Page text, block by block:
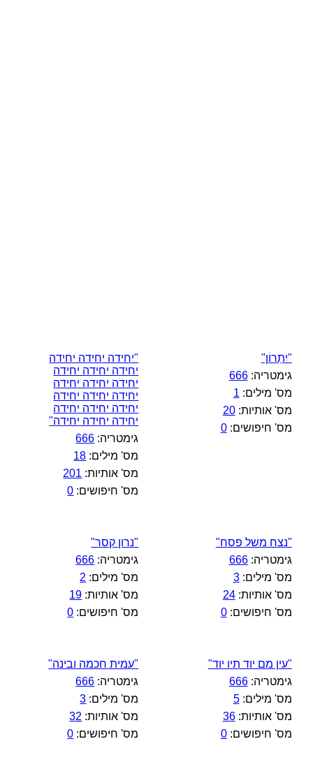
"יִתְרוֹן"
גימטריה:666
מס' מילים: 1
מס' אותיות:20
מס' חיפושים:0
"יחידה יחידה יחידה
יחידה יחידה יחידה
יחידה יחידה יחידה
יחידה יחידה יחידה
יחידה יחידה יחידה
יחידה יחידה יחידה"
גימטריה: 666
מס' מילים: 18
מס' אותיות: 201
מס' חיפושים: 0
"נצח משל פסח"
גימטריה:666
מס' מילים:3
מס' אותיות:24
מס' חיפושים:0
"נרון קסר"
גימטריה: 666
מס' מילים: 2
מס' אותיות: 19
מס' חיפושים: 0
"עין מם יוד תיו יוד"
גימטריה:666
מס' מילים:5
מס' אותיות:36
מס' חיפושים:0
"עמית חכמה ובינה"
גימטריה: 666
מס' מילים: 3
מס' אותיות: 32
מס' חיפושים: 0